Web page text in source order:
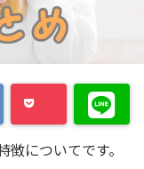
についてです。